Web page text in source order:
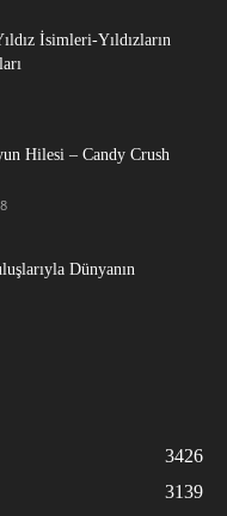
İsimleri-Yıldızların
Hilesi – Candy Crush
Dünyanın
3426
3139